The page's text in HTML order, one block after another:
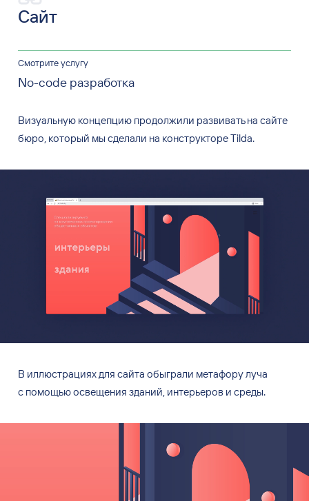
Сайт
Смотрите услугу
No-code разработка
Визуальную концепцию продолжили развивать на сайте
бюро, который мы сделали на конструкторе Tilda.
В иллюстрациях для сайта обыграли метафору луча
с помощью освещения зданий, интерьеров и среды.